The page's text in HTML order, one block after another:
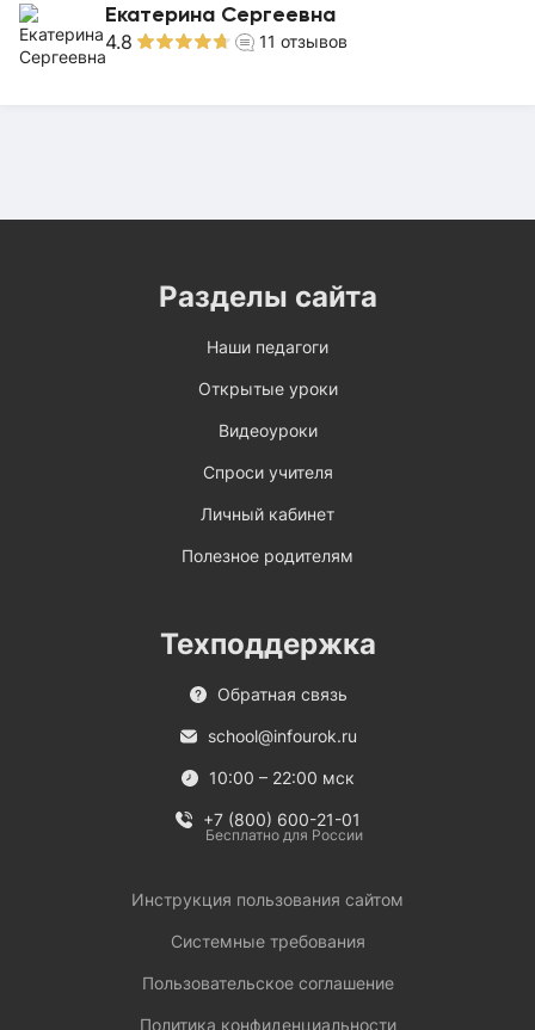
Екатерина Сергеевна
4.8 11 отзывов
Разделы сайта
Наши педагоги
Открытые уроки
Видеоуроки
Спроси учителя
Личный кабинет
Полезное родителям
Техподдержка
Обратная связь
school@infourok.ru
10:00 – 22:00 мск
+7 (800) 600-21-01
Бесплатно для России
Инструкция пользования сайтом
Системные требования
Пользовательское соглашение
Политика конфиденциальности